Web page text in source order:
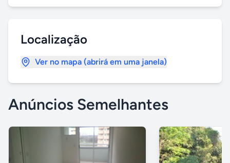
Localização
Ver no mapa (abrirá em uma janela)
Anúncios Semelhantes